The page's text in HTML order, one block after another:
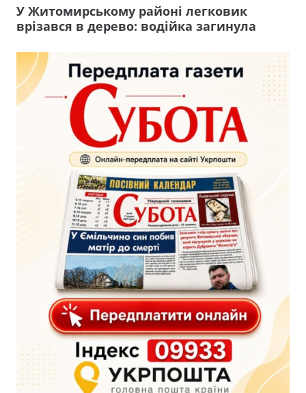
У Житомирському районі легковик
врізався в дерево: водійка загинула